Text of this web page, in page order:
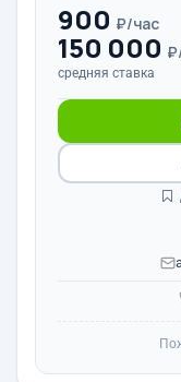
900 ₽/час
150 000
средняя ставка